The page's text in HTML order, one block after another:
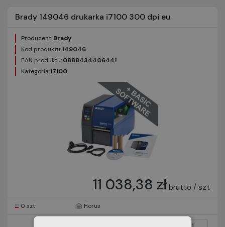
Brady 149046 drukarka i7100 300 dpi eu
Producent:Brady
Kod produktu:149046
EAN produktu:0888434406441
Kategoria:I7100
11 038,38 zł brutto / szt
0 szt Horus